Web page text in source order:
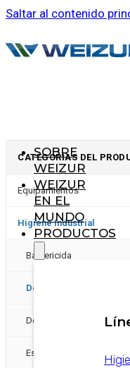
Saltar al contenido
SOBRE
WEIZUR
WEIZUR
EN EL
MUNDO
PRODUCTOS
CATEGORÍAS DEL
Equipamientos
Higiene Industrial
Bactericida
Desinfectantes
Detergentes
Espumígenos